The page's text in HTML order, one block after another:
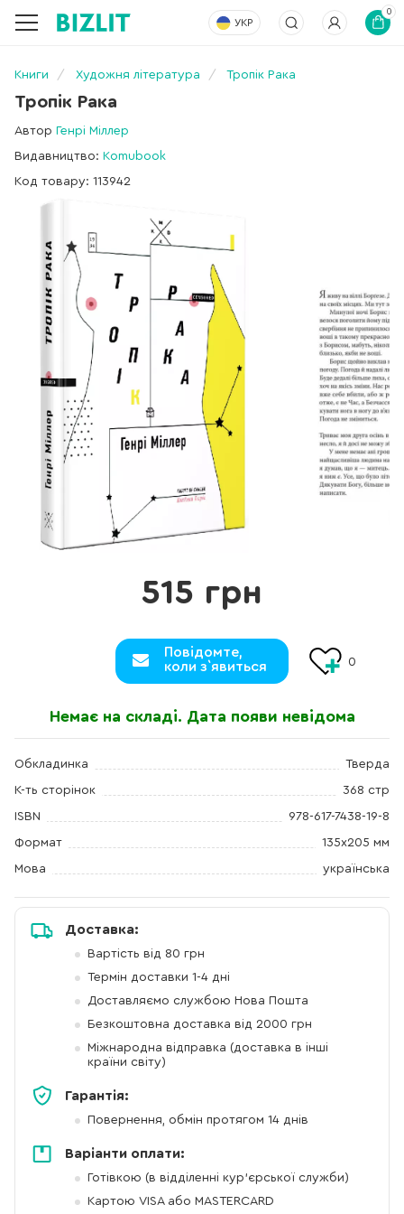
УКР
0
Книги Художня література Тропік Рака
Тропік Рака
Автор Генрі Міллер
Видавництво: Komubook
Код товару: 113942
515 грн
Повідомте,
коли з`явиться
0
Немає на складі. Дата появи невідома
Обкладинка Тверда
К-ть сторінок 368 стр
ISBN 978-617-7438-19-8
Формат 135x205 мм
Мова українська
Доставка:
Вартість від 80 грн
Термін доставки 1-4 дні
Доставляємо службою Нова Пошта
Безкоштовна доставка від 2000 грн
Міжнародна відправка (доставка в інші
країни світу)
Гарантія:
Повернення, обмін протягом 14 днів
Варіанти оплати:
Готівкою (в відділенні кур'єрської служби)
Картою VISA або MASTERCARD